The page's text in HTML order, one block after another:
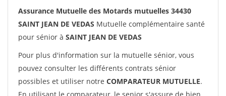
Assurance Mutuelle des Motards mutuelles 34430
SAINT JEAN DE VEDAS Mutuelle complémentaire santé
pour sénior à SAINT JEAN DE VEDAS
Pour plus d'information sur la mutuelle sénior, vous
pouvez consulter les différents contrats sénior
possibles et utiliser notre COMPARATEUR MUTUELLE.